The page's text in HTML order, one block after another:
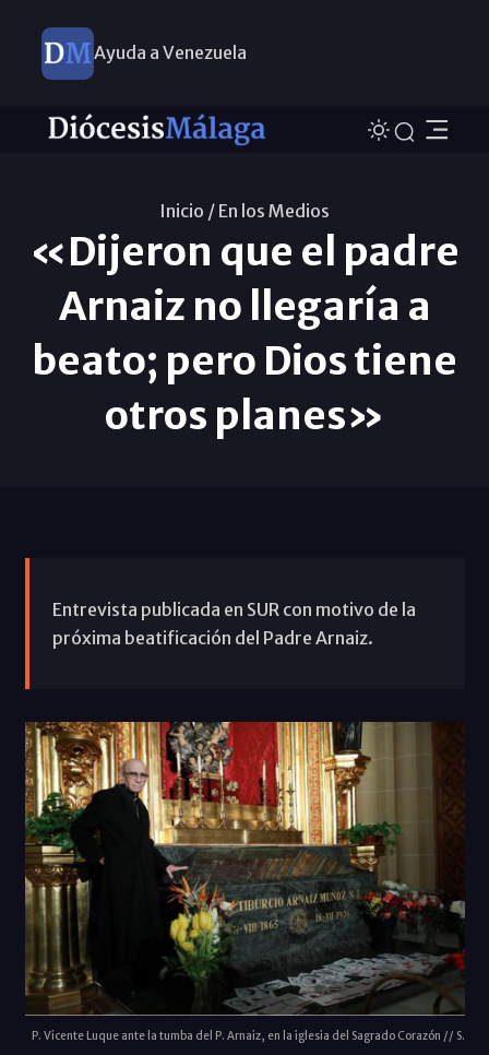
Ayuda a Venezuela
Inicio / En los Medios
«Dijeron que el padre
Arnaiz no llegaría a
beato; pero Dios tiene
otros planes»
Entrevista publicada en SUR con motivo de la
próxima beatificación del Padre Arnaiz.
P. Vicente Luque ante la tumba del P. Arnaiz, en la iglesia del Sagrado Corazón // S.